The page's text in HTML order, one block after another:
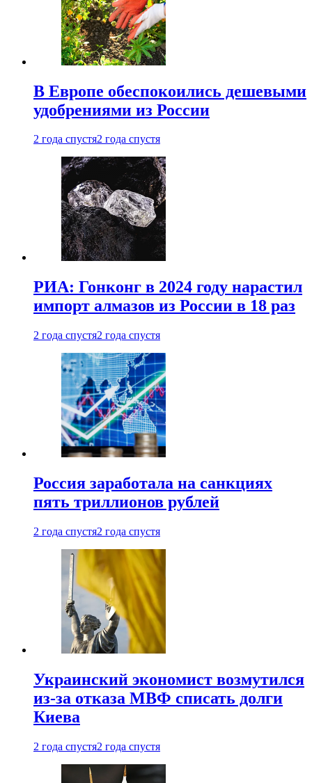
В Европе обеспокоились дешевыми
удобрениями из России
2 года спустя2 года спустя
РИА: Гонконг в 2024 году нарастил
импорт алмазов из России в 18 раз
2 года спустя2 года спустя
Россия заработала на санкциях
пять триллионов рублей
2 года спустя2 года спустя
Украинский экономист возмутился
из-за отказа МВФ списать долги
Киева
2 года спустя2 года спустя